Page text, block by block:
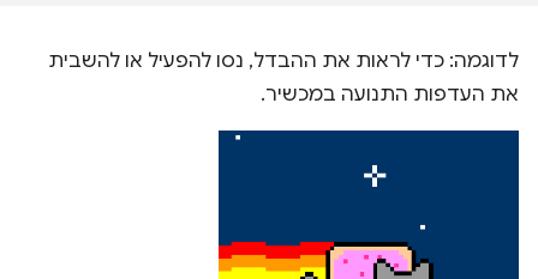
לדוגמה: כדי לראות את ההבדל, נסו להפעיל או להשבית
את העדפות התנועה במכשיר.